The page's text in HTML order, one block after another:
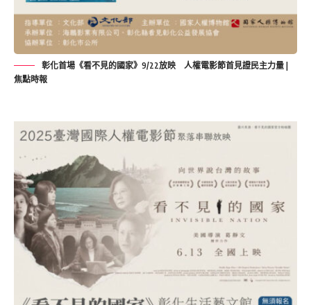
彰化首場《看不見的國家》9/22放映 人權電影節首見證民主力量 |
焦點時報